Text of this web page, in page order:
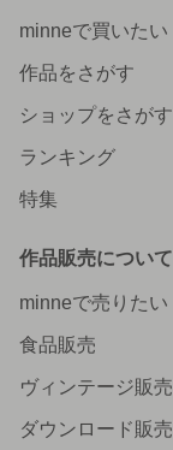
minneで買いたい
作品をさがす
ショップをさがす
ランキング
特集
作品販売について
minneで売りたい
食品販売
ヴィンテージ販売
ダウンロード販売